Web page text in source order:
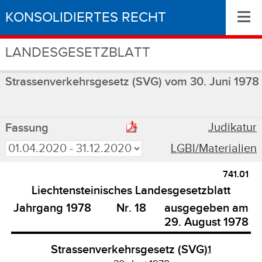
KONSOLIDIERTES RECHT
LANDESGESETZBLATT
≡
Strassenverkehrsgesetz (SVG) vom 30. Juni 1978
Fassung
Judikatur
LGBl/Materialien